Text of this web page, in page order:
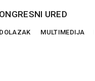
URED
MULTIMEDIJA